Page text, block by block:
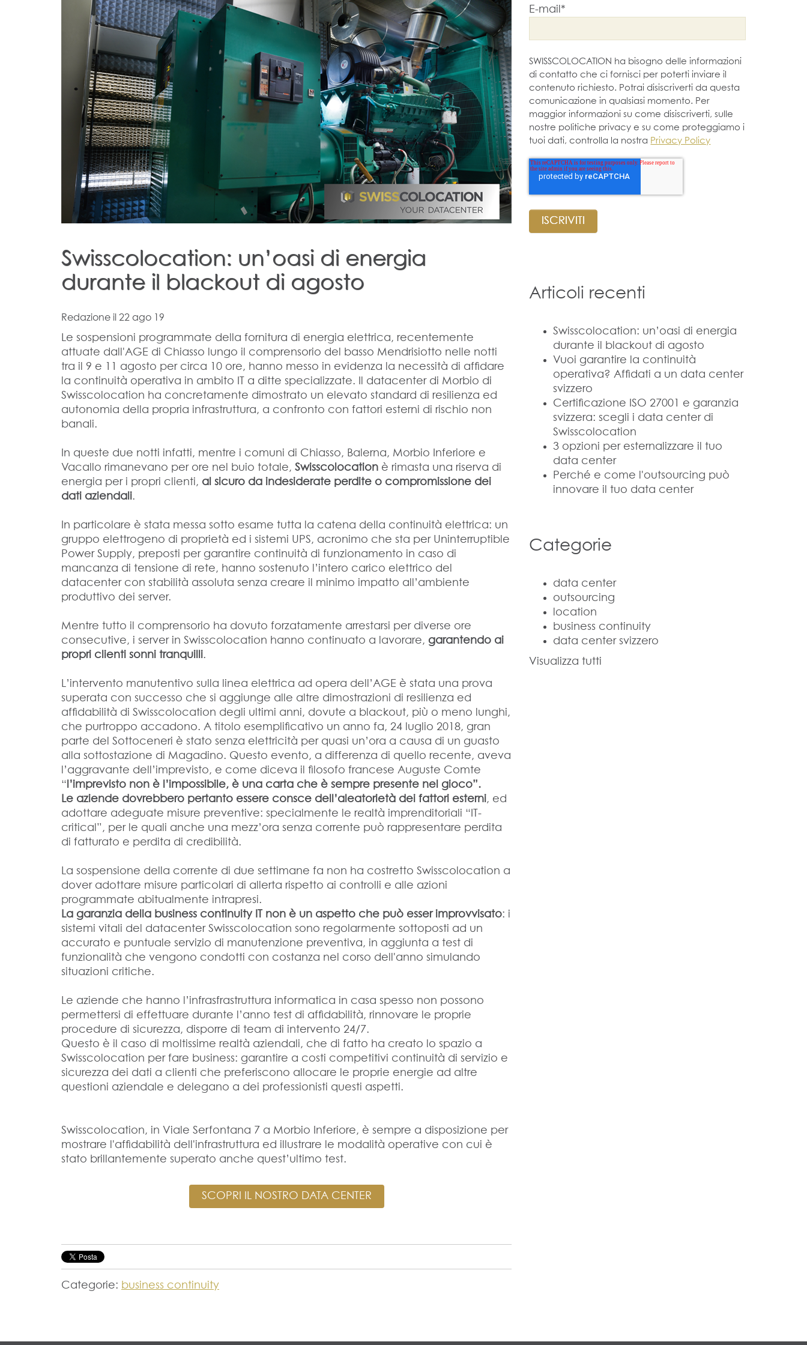
Swisscolocation: un’oasi di energia
durante il blackout di agosto
Redazione il 22 ago 19
Le sospensioni programmate della fornitura di energia elettrica, recentemente
attuate dall'AGE di Chiasso lungo il comprensorio del basso Mendrisiotto nelle notti
tra il 9 e 11 agosto per circa 10 ore, hanno messo in evidenza la necessità di affidare
la continuità operativa in ambito IT a ditte specializzate.
Il datacenter di Morbio di
Swisscolocation ha concretamente dimostrato un elevato standard di resilienza ed
autonomia della propria infrastruttura, a confronto con fattori esterni di rischio non
banali.
In queste due notti infatti, mentre i comuni di Chiasso, Balerna, Morbio Inferiore e
Vacallo rimanevano per ore nel buio totale, Swisscolocation è rimasta una riserva di
energia per i propri clienti, al sicuro da indesiderate perdite o compromissione dei
dati aziendali.
In particolare è stata messa sotto esame tutta la catena della continuità elettrica: un
gruppo elettrogeno di proprietà ed i sistemi UPS, acronimo che sta per Uninterruptible
Power Supply, preposti per garantire continuità di funzionamento in caso di
mancanza di tensione di rete, hanno sostenuto l’intero carico elettrico del
datacenter con stabilità assoluta senza creare il minimo impatto all’ambiente
produttivo dei server.
Mentre tutto il comprensorio ha dovuto forzatamente arrestarsi per diverse ore
consecutive, i server in Swisscolocation hanno continuato a lavorare, garantendo ai
propri clienti sonni tranquilli.
L’intervento manutentivo sulla linea elettrica ad opera dell’AGE è stata una prova
superata con successo che si aggiunge alle altre dimostrazioni di resilienza ed
affidabilità di Swisscolocation degli ultimi anni, dovute a blackout, più o meno lunghi,
che purtroppo accadono. A titolo esemplificativo un anno fa, 24 luglio 2018, gran
parte del Sottoceneri è stato senza elettricità per quasi un’ora a causa di un guasto
alla sottostazione di Magadino. Questo evento, a differenza di quello recente, aveva
l’aggravante dell’imprevisto, e come diceva il filosofo francese Auguste Comte
“ l’imprevisto non è l’impossibile, è una carta che è sempre presente nel gioco”.
Le aziende dovrebbero pertanto essere consce dell’aleatorietà dei fattori esterni, ed
adottare adeguate misure preventive: specialmente le realtà imprenditoriali “IT-
critical”, per le quali anche una mezz’ora senza corrente può rappresentare perdita
di fatturato e perdita di credibilità.
La sospensione della corrente di due settimane fa non ha costretto Swisscolocation a
dover adottare misure particolari di allerta rispetto ai controlli e alle azioni
programmate abitualmente intrapresi.
La garanzia della business continuity IT non è un aspetto che può esser improvvisato: i
sistemi vitali del datacenter Swisscolocation sono regolarmente sottoposti ad un
accurato e puntuale servizio di manutenzione preventiva, in aggiunta a test di
funzionalità che vengono condotti con costanza nel corso dell'anno simulando
situazioni critiche.
Le aziende che hanno l’infrasfrastruttura informatica in casa spesso non possono
permettersi di effettuare durante l’anno test di affidabilità, rinnovare le proprie
procedure di sicurezza, disporre di team di intervento 24/7.
Questo è il caso di moltissime realtà aziendali, che di fatto ha creato lo spazio a
Swisscolocation per fare business: garantire a costi competitivi continuità di servizio e
sicurezza dei dati a clienti che preferiscono allocare le proprie energie ad altre
questioni aziendale e delegano a dei professionisti questi aspetti.
Swisscolocation, in Viale Serfontana 7 a Morbio Inferiore, è sempre a disposizione per
mostrare l'affidabilità dell'infrastruttura ed illustrare le modalità operative con cui è
stato brillantemente superato anche quest’ultimo test.
SCOPRI IL NOSTRO DATA CENTER
Categorie: business continuity
E-mail *
SWISSCOLOCATION ha bisogno delle informazioni
di contatto che ci fornisci per poterti inviare il
contenuto richiesto. Potrai disiscriverti da questa
comunicazione in qualsiasi momento. Per
maggior informazioni su come disiscriverti, sulle
nostre politiche privacy e su come proteggiamo i
tuoi dati, controlla la nostra Privacy Policy
Articoli recenti
Swisscolocation: un’oasi di energia
durante il blackout di agosto
Vuoi garantire la continuità
operativa? Affidati a un data center
svizzero
Certificazione ISO 27001 e garanzia
svizzera: scegli i data center di
Swisscolocation
3 opzioni per esternalizzare il tuo
data center
Perché e come l'outsourcing può
innovare il tuo data center
Categorie
data center
outsourcing
location
business continuity
data center svizzero
Visualizza tutti